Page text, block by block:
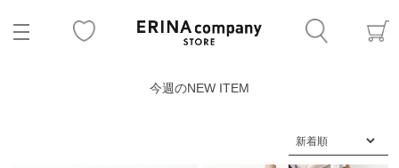
今週のNEW ITEM